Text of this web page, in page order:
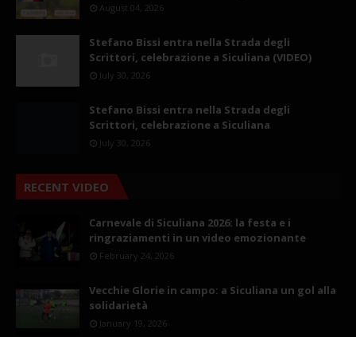
August 04, 2026
Stefano Bissi entra nella Strada degli
Scrittori, celebrazione a Siculiana (VIDEO)
July 30, 2026
Stefano Bissi entra nella Strada degli
Scrittori, celebrazione a Siculiana
July 30, 2026
RECENT VIDEO
Carnevale di Siculiana 2026: la festa e i
ringraziamenti in un video emozionante
February 24, 2026
Vecchie Glorie in campo: a Siculiana un gol alla
solidarietà
January 19, 2026